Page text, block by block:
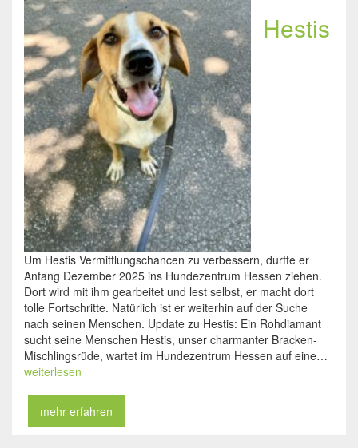
Hestis
Um Hestis Vermittlungschancen zu verbessern, durfte er
Anfang Dezember 2025 ins Hundezentrum Hessen ziehen.
Dort wird mit ihm gearbeitet und lest selbst, er macht dort
tolle Fortschritte. Natürlich ist er weiterhin auf der Suche
nach seinen Menschen. Update zu Hestis: Ein Rohdiamant
sucht seine Menschen Hestis, unser charmanter Bracken-
Mischlingsrüde, wartet im Hundezentrum Hessen auf eine…
weiterlesen
mehr erfahren